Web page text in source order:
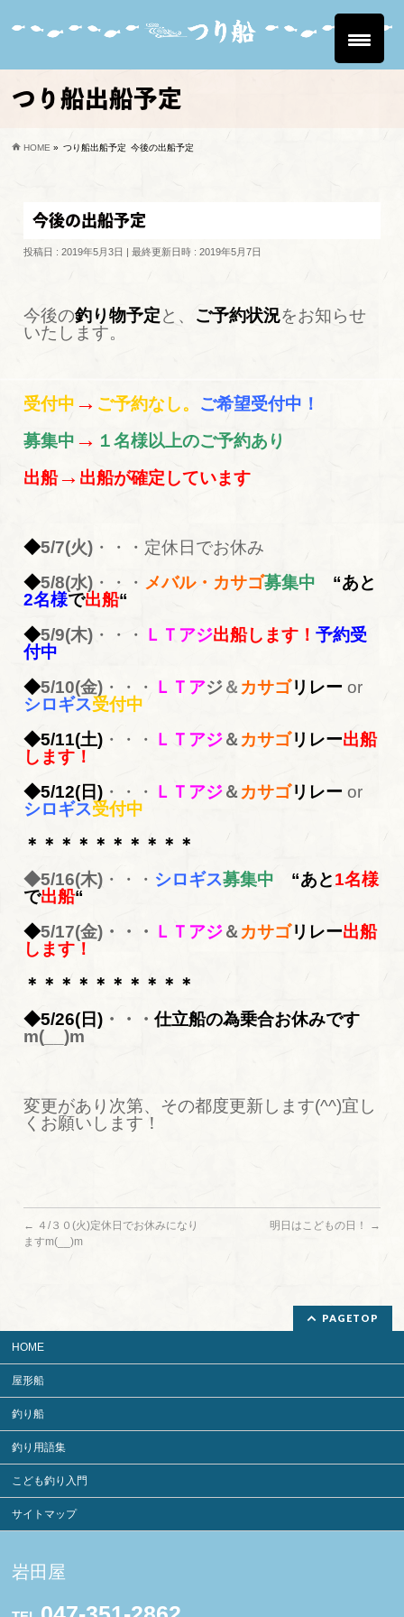
つり船出船予定
HOME » つり船出船予定 今後の出船予定
今後の出船予定
投稿日 : 2019年5月3日 最終更新日時 : 2019年5月7日
今後の釣り物予定と、 ご予約状況をお知らせ
いたします。
受付中 → ご予約なし。 ご希望受付中！
募集中 → １名様以上のご予約あり
出船→ 出船が確定しています
◆5/7(火) ・・・定休日でお休み
◆5/8(水) ・・・ メバル・カサゴ募集中 “あと
2名様で出船“
◆5/9(木) ・・・ ＬＴアジ出船します！予約受
付中
◆5/10(金) ・・・ ＬＴアジ＆ カサゴリレー or
シロギス受付中
◆5/11(土) ・・・ ＬＴアジ＆カサゴリレー出船
します！
◆5/12(日) ・・・ ＬＴアジ＆カサゴリレー or
シロギス受付中
＊＊＊＊＊＊＊＊＊＊
◆5/16(木) ・・・ シロギス募集中 “あと1名様
で出船“
◆5/17(金)・・・ ＬＴアジ＆カサゴリレー出船
します！
＊＊＊＊＊＊＊＊＊＊
◆5/26(日) ・・・仕立船の為乗合お休みです
m(__)m
変更があり次第、その都度更新します(^^)宜し
くお願いします！
← ４/３０(火)定休日でお休みになり
ますm(__)m
明日はこどもの日！ →
PAGETOP
HOME
屋形船
釣り船
釣り用語集
こども釣り入門
サイトマップ
岩田屋